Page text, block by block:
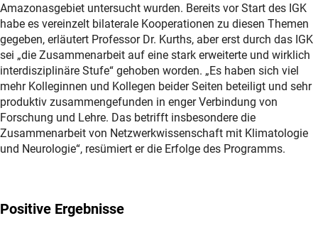
Amazonasgebiet untersucht wurden. Bereits vor Start des IGK
habe es vereinzelt bilaterale Kooperationen zu diesen Themen
gegeben, erläutert Professor Dr. Kurths, aber erst durch das IGK
sei „die Zusammenarbeit auf eine stark erweiterte und wirklich
interdisziplinäre Stufe“ gehoben worden. „Es haben sich viel
mehr Kolleginnen und Kollegen beider Seiten beteiligt und sehr
produktiv zusammengefunden in enger Verbindung von
Forschung und Lehre. Das betrifft insbesondere die
Zusammenarbeit von Netzwerkwissenschaft mit Klimatologie
und Neurologie“, resümiert er die Erfolge des Programms.
Positive Ergebnisse